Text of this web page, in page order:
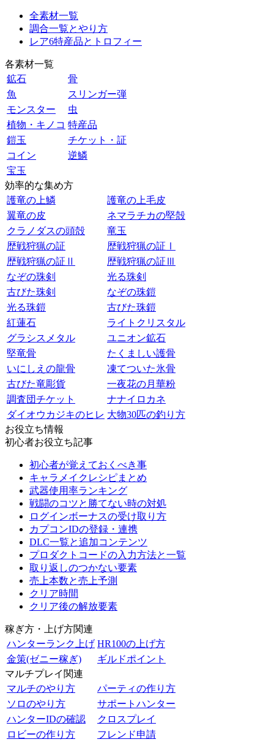
全素材一覧
調合一覧とやり方
レア6特産品とトロフィー
各素材一覧
鉱石
骨
魚
スリンガー弾
モンスター
虫
植物・キノコ 特産品
鎧玉
チケット・証
コイン
逆鱗
宝玉
効率的な集め方
護竜の上鱗
護竜の上毛皮
翼竜の皮
ネマラチカの堅殻
クラノダスの頭殻
竜玉
歴戦狩猟の証
歴戦狩猟の証Ⅰ
歴戦狩猟の証Ⅱ
歴戦狩猟の証Ⅲ
なぞの珠剣
光る珠剣
古びた珠剣
なぞの珠鎧
光る珠鎧
古びた珠鎧
紅蓮石
ライトクリスタル
グラシスメタル
ユニオン鉱石
堅竜骨
たくましい護骨
いにしえの龍骨
凍てついた氷骨
古びた竜彫貨
一夜花の月華粉
調査団チケット
ナナイロカネ
ダイオウカジキのヒレ 大物30匹の釣り方
お役立ち情報
初心者お役立ち記事
初心者が覚えておくべき事
キャラメイクレシピまとめ
武器使用率ランキング
戦闘のコツと勝てない時の対処
ログインボーナスの受け取り方
カプコンIDの登録・連携
DLC一覧と追加コンテンツ
プロダクトコードの入力方法と一覧
取り返しのつかない要素
売上本数と売上予測
クリア時間
クリア後の解放要素
稼ぎ方・上げ方関連
ハンターランク上げ HR100の上げ方
金策(ゼニー稼ぎ)
ギルドポイント
マルチプレイ関連
マルチのやり方
パーティの作り方
ソロのやり方
サポートハンター
ハンターIDの確認
クロスプレイ
ロビーの作り方
フレンド申請